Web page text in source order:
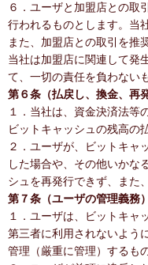
６．ユーザと加盟店との取
行われるものとします。当
また、加盟店との取引を推
当社は加盟店に関連して発
て、一切の責任を負わない
第６条（払戻し、換金、再発
１．当社は、資金決済法等
ビットキャッシュの残高の
２．ユーザが、ビットキャ
した場合や、その他いかな
シュを再発行できず、また
第７条（ユーザの管理義務）
１．ユーザは、ビットキャ
第三者に利用されないよう
管理（厳重に管理）するも